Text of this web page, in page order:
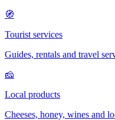
🧭
Tourist services
Guides, rentals and travel
🧀
Local products
Cheeses, honey, wines and